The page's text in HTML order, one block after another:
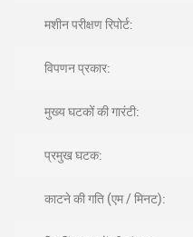
मशीन परीक्षण रिपोर्ट:
विपणन प्रकार:
मुख्य घटकों की गारंटी:
प्रमुख घटक:
काटने की गति (एम / मिनट):